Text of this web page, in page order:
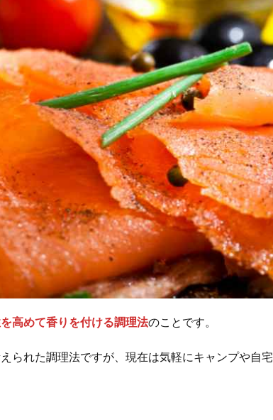
高めて香りを付ける調理法のことです。
られた調理法ですが、現在は気軽にキャンプや自宅